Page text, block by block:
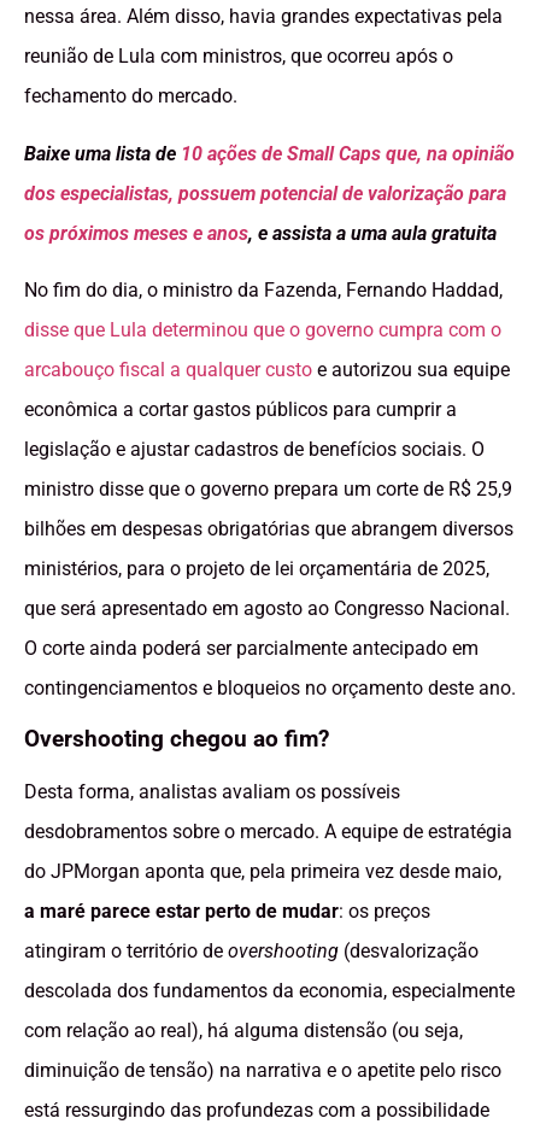
nessa área. Além disso, havia grandes expectativas pela
reunião de Lula com ministros, que ocorreu após o
fechamento do mercado.
Baixe uma lista de 10 ações de Small Caps que, na opinião
dos especialistas, possuem potencial de valorização para
os próximos meses e anos, e assista a uma aula gratuita
No fim do dia, o ministro da Fazenda, Fernando Haddad,
disse que Lula determinou que o governo cumpra com o
arcabouço fiscal a qualquer custo e autorizou sua equipe
econômica a cortar gastos públicos para cumprir a
legislação e ajustar cadastros de benefícios sociais. O
ministro disse que o governo prepara um corte de R$ 25,9
bilhões em despesas obrigatórias que abrangem diversos
ministérios, para o projeto de lei orçamentária de 2025,
que será apresentado em agosto ao Congresso Nacional.
O corte ainda poderá ser parcialmente antecipado em
contingenciamentos e bloqueios no orçamento deste ano.
Overshooting chegou ao fim?
Desta forma, analistas avaliam os possíveis
desdobramentos sobre o mercado. A equipe de estratégia
do JPMorgan aponta que, pela primeira vez desde maio,
a maré parece estar perto de mudar: os preços
atingiram o território de overshooting (desvalorização
descolada dos fundamentos da economia, especialmente
com relação ao real), há alguma distensão (ou seja,
diminuição de tensão) na narrativa e o apetite pelo risco
está ressurgindo das profundezas com a possibilidade